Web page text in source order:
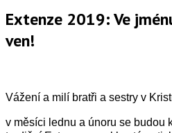
Extenze 2019: Ve
ven!
Vážení a milí bratři a sestry v
v měsíci lednu a únoru se budou